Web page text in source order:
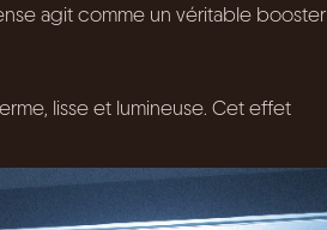
agit comme un véritable booster
lisse et lumineuse. Cet effet